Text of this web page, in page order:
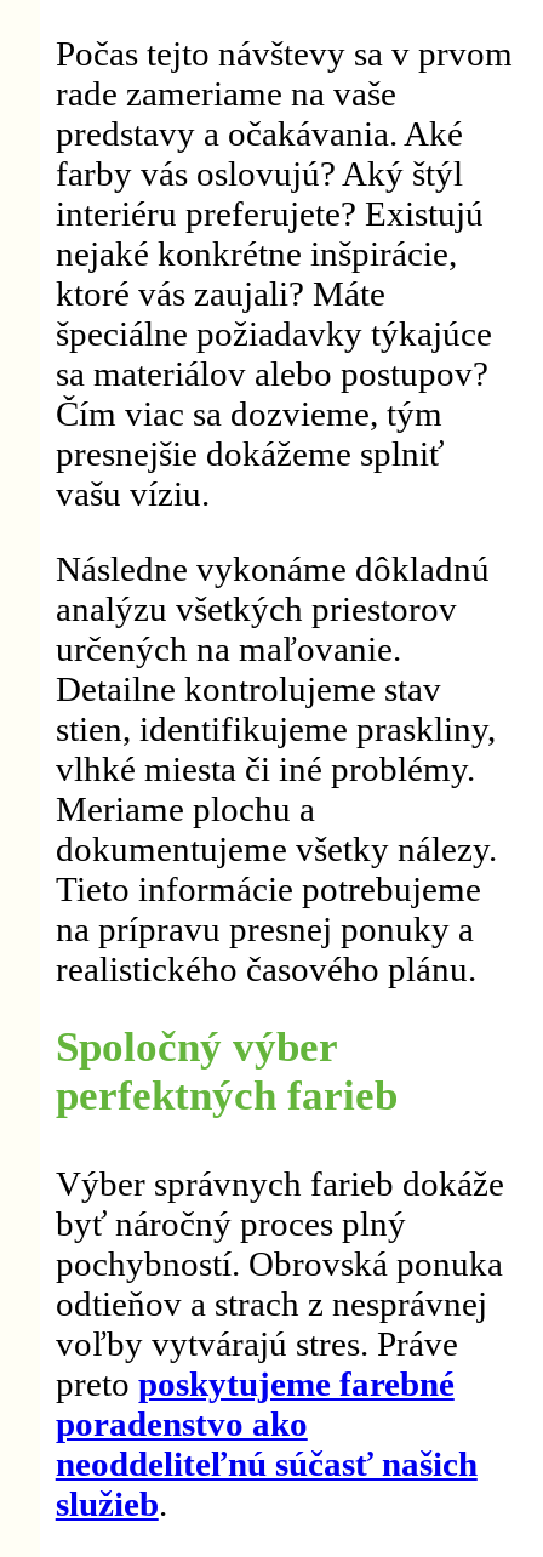
Počas tejto návštevy sa v prvom
rade zameriame na vaše
predstavy a očakávania. Aké
farby vás oslovujú? Aký štýl
interiéru preferujete? Existujú
nejaké konkrétne inšpirácie,
ktoré vás zaujali? Máte
špeciálne požiadavky týkajúce
sa materiálov alebo postupov?
Čím viac sa dozvieme, tým
presnejšie dokážeme splniť
vašu víziu.
Následne vykonáme dôkladnú
analýzu všetkých priestorov
určených na maľovanie.
Detailne kontrolujeme stav
stien, identifikujeme praskliny,
vlhké miesta či iné problémy.
Meriame plochu a
dokumentujeme všetky nálezy.
Tieto informácie potrebujeme
na prípravu presnej ponuky a
realistického časového plánu.
Spoločný výber
perfektných farieb
Výber správnych farieb dokáže
byť náročný proces plný
pochybností. Obrovská ponuka
odtieňov a strach z nesprávnej
voľby vytvárajú stres. Práve
preto poskytujeme farebné
poradenstvo ako
neoddeliteľnú súčasť našich
služieb.